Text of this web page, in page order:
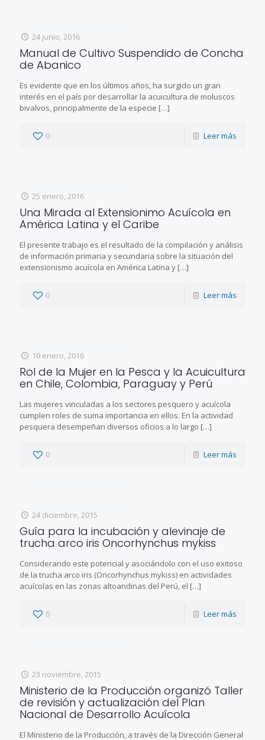
24 junio, 2016
Manual de Cultivo Suspendido de Concha
de Abanico
Es evidente que en los últimos años, ha surgido un gran
interés en el país por desarrollar la acuicultura de moluscos
bivalvos, principalmente de la especie […]
0 Leer más
25 enero, 2016
Una Mirada al Extensionimo Acuícola en
América Latina y el Caribe
El presente trabajo es el resultado de la compilación y análisis
de información primaria y secundaria sobre la situación del
extensionismo acuícola en América Latina y […]
0 Leer más
10 enero, 2016
Rol de la Mujer en la Pesca y la Acuicultura
en Chile, Colombia, Paraguay y Perú
Las mujeres vinculadas a los sectores pesquero y acuícola
cumplen roles de suma importancia en ellos. En la actividad
pesquera desempeñan diversos oficios a lo largo […]
0 Leer más
24 diciembre, 2015
Guía para la incubación y alevinaje de
trucha arco iris Oncorhynchus mykiss
Considerando este potencial y asociándolo con el uso exitoso
de la trucha arco iris (Oncorhynchus mykiss) en actividades
acuícolas en las zonas altoandinas del Perú, el […]
0 Leer más
23 noviembre, 2015
Ministerio de la Producción organizó Taller
de revisión y actualización del Plan
Nacional de Desarrollo Acuícola
El Ministerio de la Producción, a través de la Dirección General